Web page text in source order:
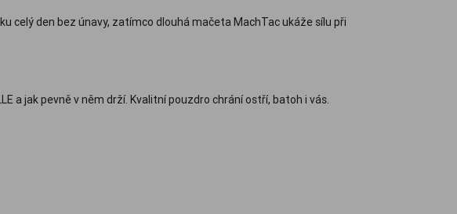
celý den bez únavy, zatímco dlouhá mačeta MachTac ukáže sílu při
a jak pevně v něm drží. Kvalitní pouzdro chrání ostří, batoh i vás.